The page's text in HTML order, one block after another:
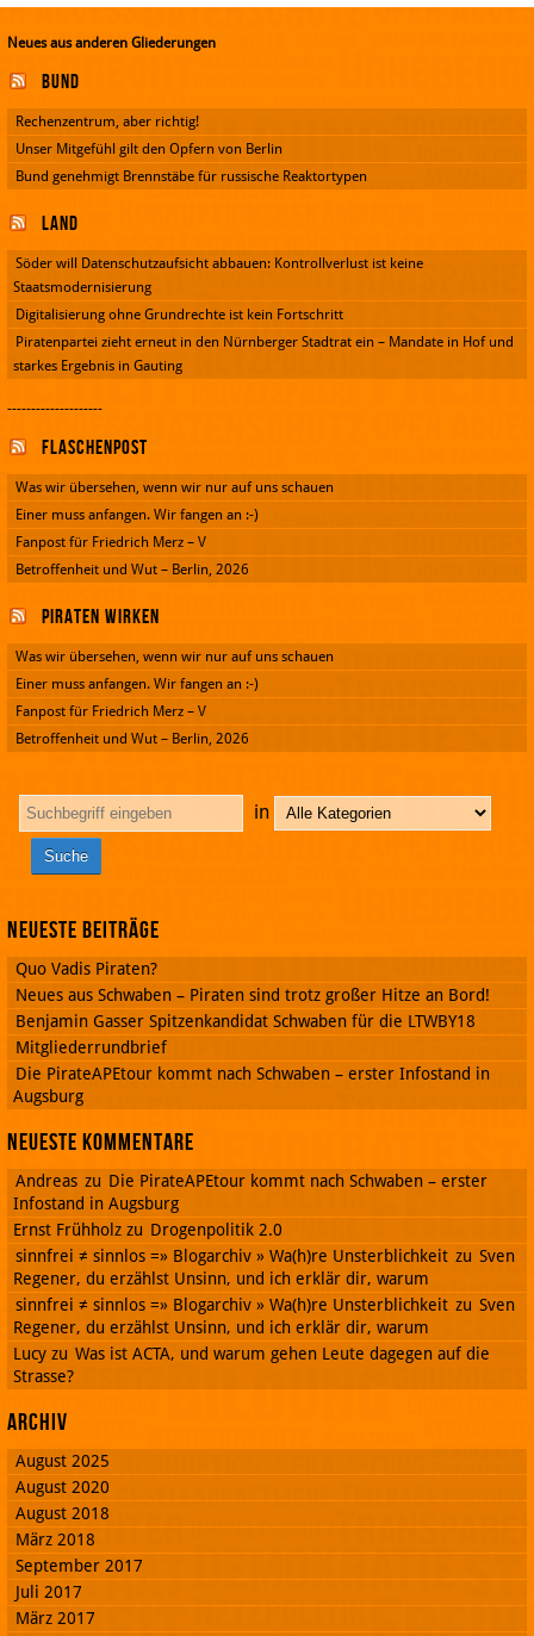
Neues aus anderen Gliederungen
Bund
Rechenzentrum, aber richtig!
Unser Mitgefühl gilt den Opfern von Berlin
Bund genehmigt Brennstäbe für russische Reaktortypen
Land
Söder will Datenschutzaufsicht abbauen: Kontrollverlust ist keine
Staatsmodernisierung
Digitalisierung ohne Grundrechte ist kein Fortschritt
Piratenpartei zieht erneut in den Nürnberger Stadtrat ein – Mandate in Hof und
starkes Ergebnis in Gauting
--------------------
Flaschenpost
Was wir übersehen, wenn wir nur auf uns schauen
Einer muss anfangen. Wir fangen an :-)
Fanpost für Friedrich Merz – V
Betroffenheit und Wut – Berlin, 2026
Piraten wirken
Was wir übersehen, wenn wir nur auf uns schauen
Einer muss anfangen. Wir fangen an :-)
Fanpost für Friedrich Merz – V
Betroffenheit und Wut – Berlin, 2026
in
Neueste Beiträge
Quo Vadis Piraten?
Neues aus Schwaben – Piraten sind trotz großer Hitze an Bord!
Benjamin Gasser Spitzenkandidat Schwaben für die LTWBY18
Mitgliederrundbrief
Die PirateAPEtour kommt nach Schwaben – erster Infostand in
Augsburg
Neueste Kommentare
Andreas zu Die PirateAPEtour kommt nach Schwaben – erster
Infostand in Augsburg
Ernst Frühholz zu Drogenpolitik 2.0
sinnfrei ≠ sinnlos =» Blogarchiv » Wa(h)re Unsterblichkeit zu Sven
Regener, du erzählst Unsinn, und ich erklär dir, warum
sinnfrei ≠ sinnlos =» Blogarchiv » Wa(h)re Unsterblichkeit zu Sven
Regener, du erzählst Unsinn, und ich erklär dir, warum
Lucy zu Was ist ACTA, und warum gehen Leute dagegen auf die
Strasse?
Archiv
August 2025
August 2020
August 2018
März 2018
September 2017
Juli 2017
März 2017